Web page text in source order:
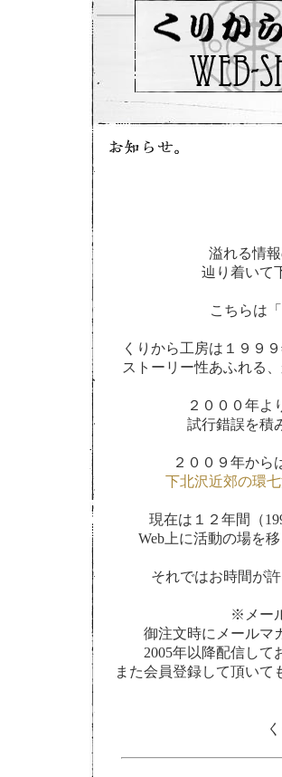
溢れる情
辿り着いて
こちらは
くりから工房は１９９
ストーリー性あふれる
２０００年よ
試行錯誤を積
２００９年から
下北沢近郊の環
現在は１２年間（
Web上に活動の場を
それではお時間が
※メー
御注文時にメールマ
2005年以降配信し
また会員登録して頂いて